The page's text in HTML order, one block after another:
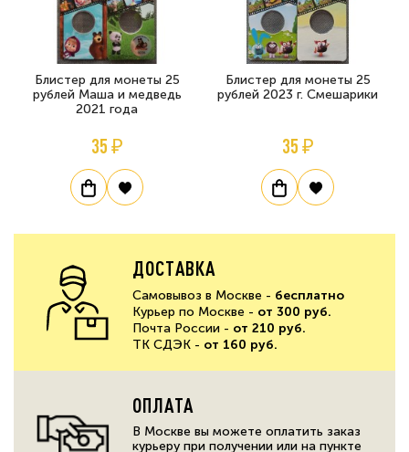
Блистер для монеты 25
рублей Маша и медведь
2021 года
35 ₽
Блистер для монеты 25
рублей 2023 г. Смешарики
35 ₽
ДОСТАВКА
Самовывоз в Москве - бесплатно
Курьер по Москве - от 300 руб.
Почта России - от 210 руб.
ТК СДЭК - от 160 руб.
ОПЛАТА
В Москве вы можете оплатить заказ
курьеру при получении или на пункте